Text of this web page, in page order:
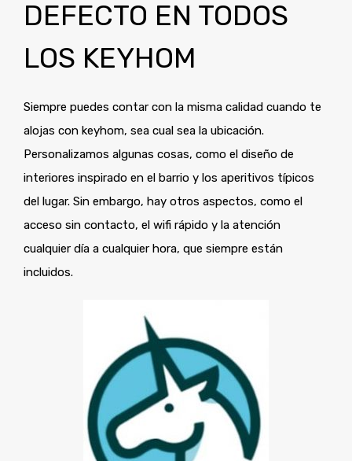
DEFECTO EN TODOS
LOS KEYHOM
Siempre puedes contar con la misma calidad cuando te
alojas con keyhom, sea cual sea la ubicación.
Personalizamos algunas cosas, como el diseño de
interiores inspirado en el barrio y los aperitivos típicos
del lugar. Sin embargo, hay otros aspectos, como el
acceso sin contacto, el wifi rápido y la atención
cualquier día a cualquier hora, que siempre están
incluidos.